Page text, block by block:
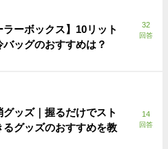
ラーボックス】10リット
ッグのおすすめは？
32
回答
グッズ｜握るだけでスト
るグッズのおすすめを教
14
回答